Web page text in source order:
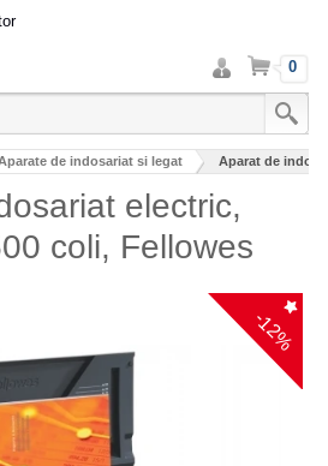
Intra
in
cont
Cos 0
de indosariat si legat Aparat de
electric,
coli, Fellowes
-12%